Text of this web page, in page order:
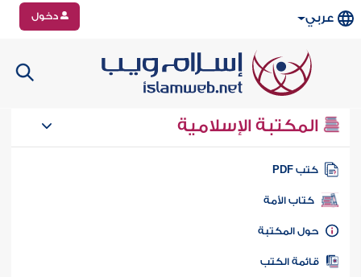
عربي دخول
المكتبة الإسلامية
كتب PDF
كتاب الأمة
المكتبة